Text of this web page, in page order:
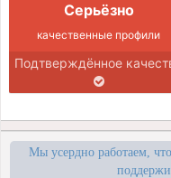
Серьёзно
качественные профили
Подтверждённое
Мы усердно работаем,